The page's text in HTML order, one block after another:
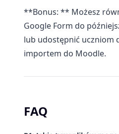
**Bonus: ** Możesz
Google Form do
lub udostępnić uczniom
importem do Moodle.
FAQ